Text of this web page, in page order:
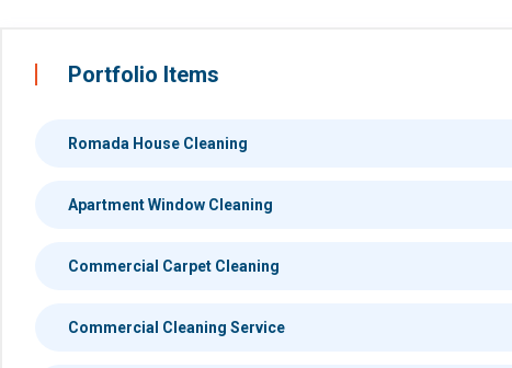
Portfolio Items
Romada House Cleaning
Apartment Window Cleaning
Commercial Carpet Cleaning
Commercial Cleaning Service